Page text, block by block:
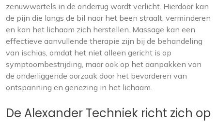
zenuwwortels in de onderrug wordt verlicht. Hierdoor kan
de pijn die langs de bil naar het been straalt, verminderen
en kan het lichaam zich herstellen. Massage kan een
effectieve aanvullende therapie zijn bij de behandeling
van ischias, omdat het niet alleen gericht is op
symptoombestrijding, maar ook op het aanpakken van
de onderliggende oorzaak door het bevorderen van
ontspanning en genezing in het lichaam.
De Alexander Techniek richt zich op